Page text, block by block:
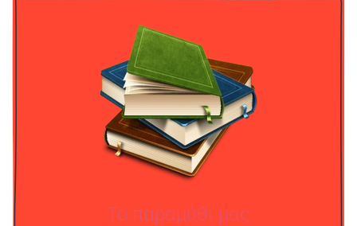
Το παραμύθι μας